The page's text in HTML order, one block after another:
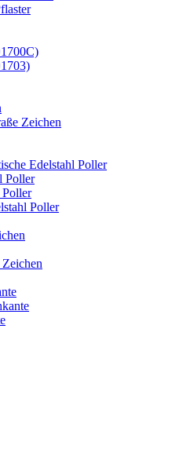
Zeichen
Edelstahl Poller
Poller
Poller
Poller